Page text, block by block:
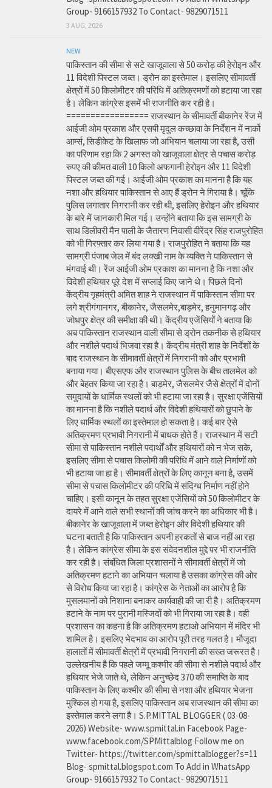
Group- 9166157932 To Contact- 9829071511
3 AUG, 2026
NEW
पाकिस्तान की सीमा से सटे खाजूवाला से 50 करोड़ की हेरोइन और
11 विदेशी पिस्टल जब्त। ड्रोन का इस्तेमाल। इसलिए सीमावर्ती
क्षेत्रों में 50 किलोमीटर की परिधि में अतिक्रमणों को हटाया जा रहा
है। लेकिन कांग्रेस इसमें भी राजनीति कर रही है।
================= राजस्थान के सीमावर्ती बीकानेर रेंज में
आईजी ओम प्रकाश और एसपी मृदुल कच्छावा के निर्देशन में नार्को
आर्म्स, सिडीकेट के खिलाफ जो अभियान चलाया जा रहा है, उसी
का परिणाम रहा कि 2 अगस्त को खाजूवाला क्षेत्र से पचास करोड़
रुपए की कीमत वाली 10 किलो अफगानी हेरोइन और 11 विदेशी
पिस्टल जब्त की गई। आईजी ओम प्रकाश का मानना है कि यह
नशा और हथियार पाकिस्तान से आए हैं ड्रोन ने गिराया है। चूंकि
पुलिस लगातार निगरानी कर रही थी, इसलिए हेरोइन और हथियार
के बारे में जानकारी मिल गई। उन्होंने बताया कि इस सामग्री के
साथ डिलीवरी मैन पाली के जैतारण निवासी वीरेंद्र सिंह राजपुरोहित
को भी गिरफ्तार कर लिया गया है। राजपुरोहित ने बताया कि यह
सामग्री पंजाब जेल में बंद लक्खी नाम के व्यक्ति ने पाकिस्तान से
मंगवाई थी। रेंज आईजी ओम प्रकाश का मानना है कि नशा और
विदेशी हथियार पूरे देश में सप्लाई किए जाने थे। पिछले दिनों
केंद्रीय गृहमंत्री अमित शाह ने राजस्थान में पाकिस्तान सीमा पर
लगे श्रीगंगानगर, बीकानेर, जैसलमेर,बाड़मेर, हनुमानगढ़ और
जोधपुर क्षेत्र की समीक्षा की थी। केंद्रीय एजेंसियों ने बताया कि
अब पाकिस्तान राजस्थान वाली सीमा से ड्रोन तकनीक से हथियार
और नशीले पदार्थ भिजवा रहा है। केंद्रीय मंत्री शाह के निर्देशों के
बाद राजस्थान के सीमावर्ती क्षेत्रों में निगरानी को और प्रभावी
बनाया गया। बीएसएफ और राजस्थान पुलिस के बीच तालमेल को
और बेहतर किया जा रहा है। बाड़मेर, जैसलमेर जैसे क्षेत्रों में दोनों
समुदायों के धार्मिक स्थलों को भी हटाया जा रहा है। सुरक्षा एजेंसियों
का मानना है कि नशीले पदार्थ और विदेशी हथियारों को छुपाने के
लिए धार्मिक स्थलों का इस्तेमाल हो सकता है। कई बार ऐसे
अतिक्रमण प्रभावी निगरानी में बाधक होते हैं। राजस्थान में सटी
सीमा से पाकिस्तान नशीले पदार्थों और हथियारों को न भेज सके,
इसलिए सीमा से पचास किलोमी की परिधि में आने वाले निर्माणों को
भी हटाया जा हा है। सीमावर्ती क्षेत्रों के लिए कानून बना है, उसमें
सीमा से पचास किलोमीटर की परिधि में संदिग्ध निर्माण नहीं होने
चाहिए। इसी कानून के तहत सुरक्षा एजेंसियों को 50 किलोमीटर के
दायरे में आने वाले सभी स्थानों की जांच करने का अधिकार भी है।
बीकानेर के खाजूवाला में जब्त हेरोइन और विदेशी हथियार की
घटना बताती है कि पाकिस्तान अपनी हरकतों से बाज नहीं आ रहा
है। लेकिन कांग्रेस सीमा के इस संवेदनशील मुद्दे पर भी राजनीति
कर रही है। संबंधित जिला प्रशासनों ने सीमावर्ती क्षेत्रों में जो
अतिक्रमण हटाने का अभियान चलाया है उसका कांग्रेस की ओर
से विरोध किया जा रहा है। कांग्रेस के नेताओं का आरोप है कि
मुसलमानों को निशाना बनाकर कार्यवाही की जा री है। अतिक्रमण
हटाने के नाम पर पुरानी मस्जिदों को भी गिराया जा रहा है। वही
प्रशासन का कहना है कि अतिक्रमण हटाओ अभियान में मंदिर भी
शामिल है। इसलिए भेदभाव का आरोप पूरी तरह गलत है। मौजूदा
हालातों में सीमावर्ती क्षेत्रों में प्रभावी निगरानी की सख्त जरूरत है।
उल्लेखनीय है कि पहले जम्मू कश्मीर की सीमा से नशीले पदार्थ और
हथियार भेजे जाते थे, लेकिन अनुच्छेद 370 की समाप्ति के बाद
पाकिस्तान के लिए कश्मीर की सीमा से नशा और हथियार भेजना
मुश्किल हो गया है, इसलिए पाकिस्तान अब राजस्थान की सीमा का
इस्तेमाल करने लगा है। S.P.MITTAL BLOGGER ( 03-08-
2026) Website- www.spmittal.in Facebook Page-
www.facebook.com/SPMittalblog Follow me on
Twitter- https://twitter.com/spmittalblogger?s=11
Blog- spmittal.blogspot.com To Add in WhatsApp
Group- 9166157932 To Contact- 9829071511